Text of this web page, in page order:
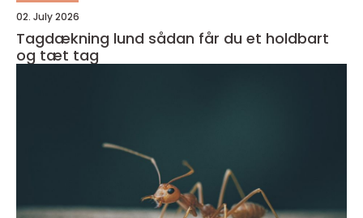
02. July 2026
Tagdækning lund sådan får du et holdbart
og tæt tag